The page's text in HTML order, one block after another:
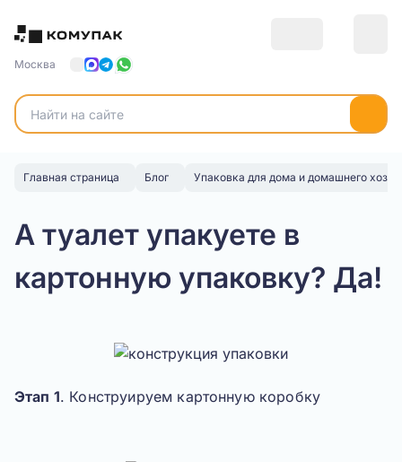
Москва
Главная страница Блог Упаковка для дома и домашнего
А туалет упакуете в
картонную упаковку? Да!
Этап 1. Конструируем картонную коробку